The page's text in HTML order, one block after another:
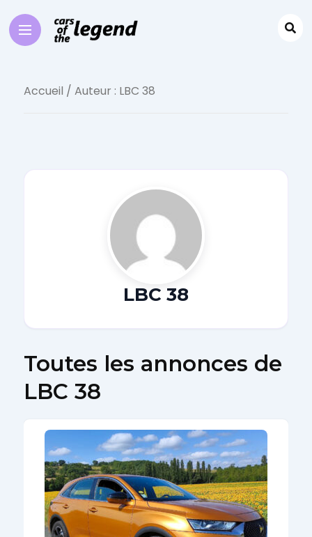
Accueil / Auteur : LBC 38
LBC 38
Toutes les annonces de
LBC 38